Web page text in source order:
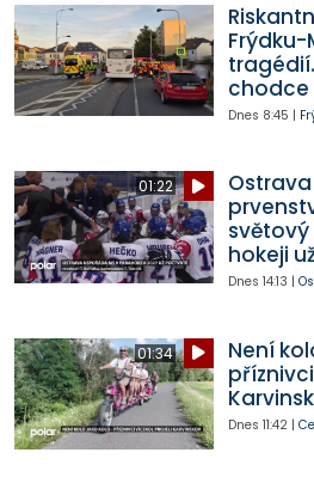
Frýdku-
chodce
Dnes 8:45 |
01:22
hokeji
Dnes 14:13 |
01:34
Není
Dnes 11:42|